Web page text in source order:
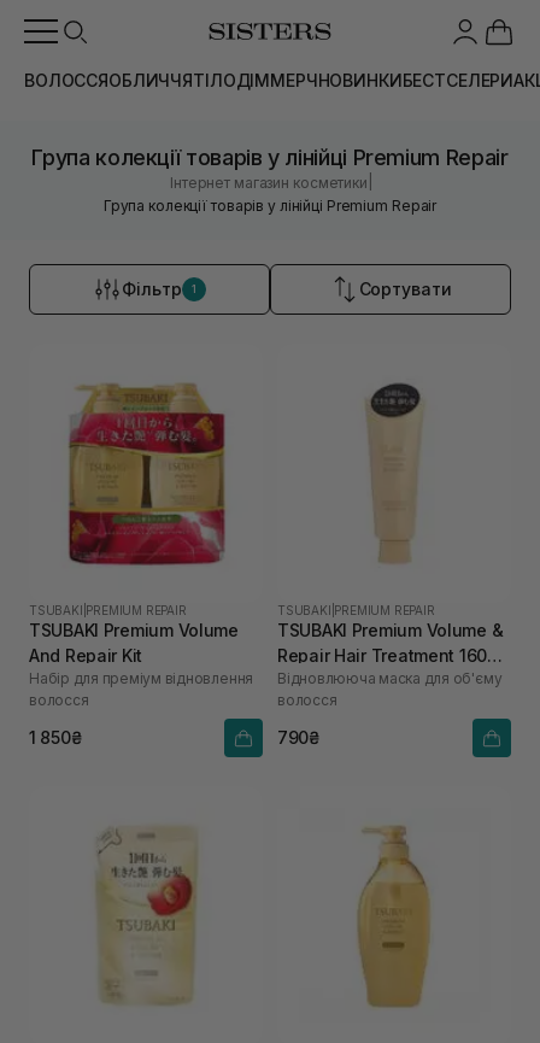
ВОЛОССЯОБЛИЧЧЯТІЛОДІММЕРЧНОВИНКИБЕСТСЕЛЕРИ
Група колекції товарів у лінійці Premium Repair
Інтернет магазин косметики
Група колекції товарів у лінійці Premium Repair
Фільтр 1 Сортувати
TSUBAKI PREMIUM REPAIR
TSUBAKI Premium Volume
And Repair Kit
Набір для преміум відновлення
волосся
1 850₴
TSUBAKI PREMIUM REPAIR
TSUBAKI Premium Volume &
Repair Hair Treatment 160
мл
Відновлююча маска для об'єму
волосся
790₴